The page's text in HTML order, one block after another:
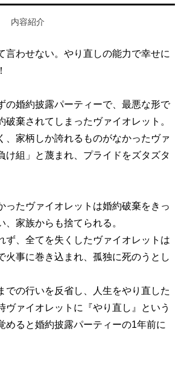
内容紹介
言わせない。やり直しの能力で幸せに
の婚約披露パーティーで、最悪な形で
破棄されてしまったヴァイオレット。
、家柄しか誇れるものがなかったヴァ
け組」と蔑まれ、プライドをズタズタ
ったヴァイオレットは婚約破棄をきっ
、家族からも捨てられる。
ず、全てを失くしたヴァイオレットは
火事に巻き込まれ、孤独に死のうとし
での行いを反省し、人生をやり直した
ヴァイオレットに『やり直し』という
めると婚約披露パーティーの1年前に